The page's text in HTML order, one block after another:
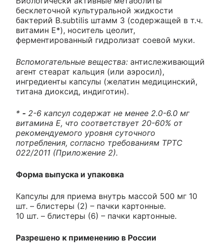
бесклеточной культуральной жидкости
бактерий B.subtilis штамм 3 (содержащей в т.ч.
витамин Е*), носитель цеолит,
ферментированный гидролизат соевой муки.
Вспомогательные вещества: антислеживающий
агент стеарат кальция (или аэросил),
ингредиенты капсулы (желатин медицинский,
титана диоксид, индиготин).
* - 2-6 капсул содержат не менее 2.0-6.0 мг
витамина Е, что соответствует 20-60% от
рекомендуемого уровня суточного
потребления, согласно требованиям TPТС
022/2011 (Приложение 2).
Форма выпуска и упаковка
Капсулы для приема внутрь массой 500 мг 10
шт. – блистеры (2) – пачки картонные.
10 шт. – блистеры (6) – пачки картонные.
Разрешено к применению в России